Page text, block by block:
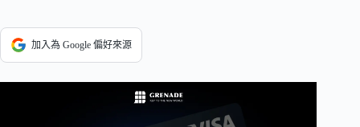
加入為 Google 偏好來源